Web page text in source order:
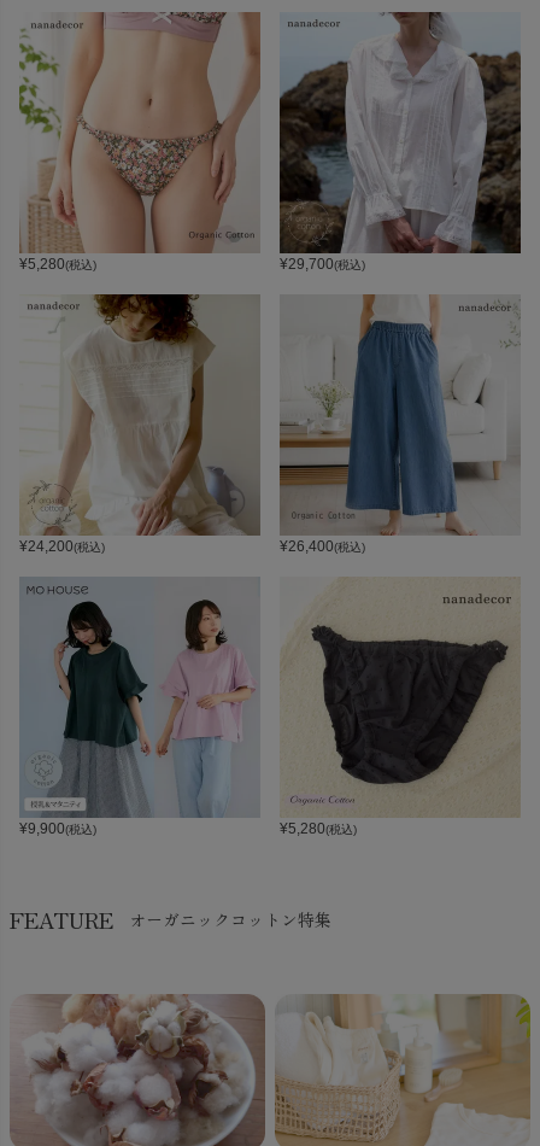
¥5,280(税込) ¥29,700(税込)
¥24,200(税込) ¥26,400(税込)
¥9,900(税込) ¥5,280(税込)
FEATURE オーガニックコットン特集